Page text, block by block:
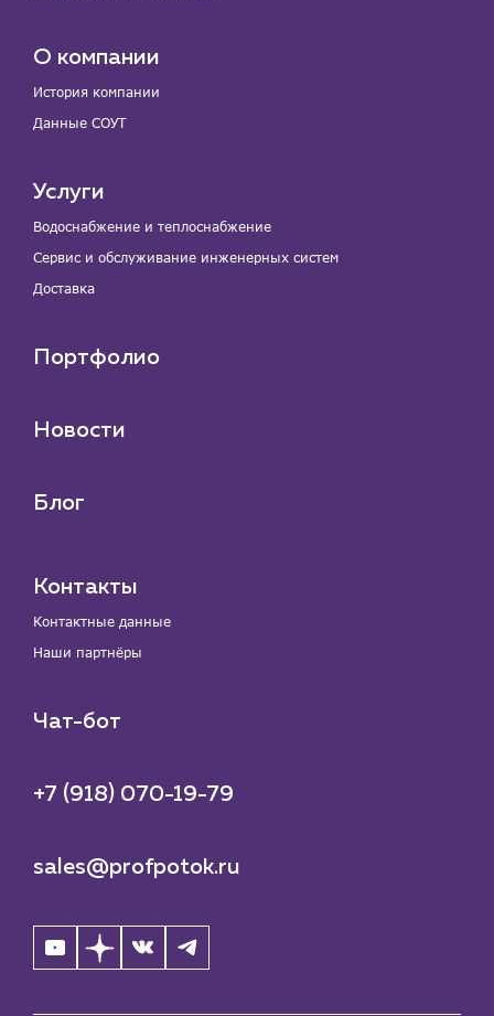
О компании
История компании
Данные СОУТ
Услуги
Водоснабжение и теплоснабжение
Сервис и обслуживание инженерных систем
Доставка
Портфолио
Новости
Блог
Контакты
Контактные данные
Наши партнёры
Чат-бот
+7 (918) 070-19-79
sales@profpotok.ru